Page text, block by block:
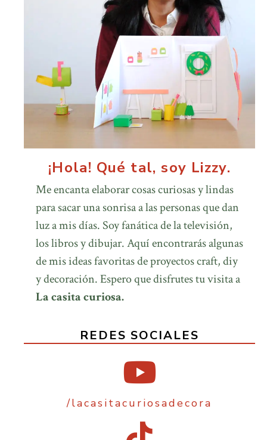
¡Hola! Qué tal, soy Lizzy.
Me encanta elaborar cosas curiosas y lindas
para sacar una sonrisa a las personas que dan
luz a mis días. Soy fanática de la televisión,
los libros y dibujar. Aquí encontrarás algunas
de mis ideas favoritas de proyectos craft, diy
y decoración. Espero que disfrutes tu visita a
La casita curiosa.
REDES SOCIALES
/lacasitacuriosadecora